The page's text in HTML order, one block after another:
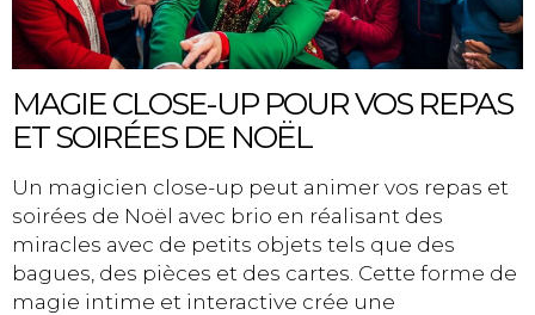
MAGIE CLOSE-UP POUR VOS REPAS
ET SOIRÉES DE NOËL
Un magicien close-up peut animer vos repas et
soirées de Noël avec brio en réalisant des
miracles avec de petits objets tels que des
bagues, des pièces et des cartes. Cette forme de
magie intime et interactive crée une